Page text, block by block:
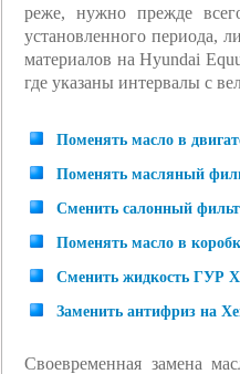
реже, нужно прежде
установленного периода,
материалов на Hyundai
где указаны интервалы с
Поменять масло в
Поменять масляный
Сменить салонный
Поменять масло в
Сменить жидкость ГУР
Заменить антифриз на
Своевременная замена